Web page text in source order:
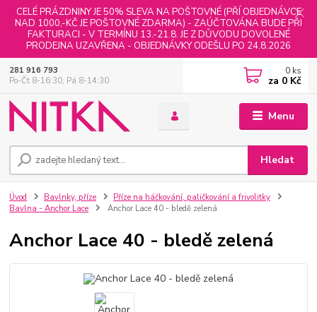
CELÉ PRÁZDNINY JE 50% SLEVA NA POŠTOVNÉ (PŘÍ OBJEDNÁVCE
NAD 1000,-KČ JE POŠTOVNÉ ZDARMA) - ZAÚČTOVÁNA BUDE PŘI
FAKTURACI - V TERMÍNU 13.-21.8. JE Z DŮVODU DOVOLENÉ
PRODEJNA UZAVŘENA - OBJEDNÁVKY ODEŠLU PO 24.8.2026
Menu
Hledat
281 916 793
Po-Čt 8-16:30, Pá 8-14:30
0 ks
za 0 Kč
Úvod Bavlnky, příze
Příze na háčkování, paličkování a frivolitky
Bavlna - Anchor Lace
Anchor Lace 40 - bledě zelená
Anchor Lace 40 - bledě zelená